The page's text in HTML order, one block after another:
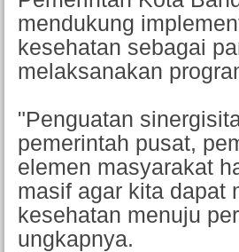
mendukung
kesehatan sebagai
melaksanakan
"Penguatan
pemerintah pusat,
elemen masyarakat
masif agar kita dapat
kesehatan menuju
ungkapnya.